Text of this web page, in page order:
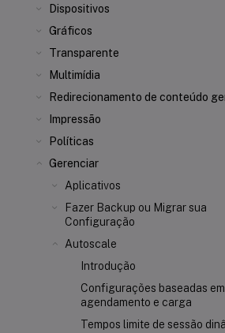
Dispositivos
Gráficos
Transparente
Multimídia
Redirecionamento de conteúdo
Impressão
Políticas
Gerenciar
Aplicativos
Fazer Backup ou Migrar sua
Configuração
Autoscale
Introdução
Configurações baseadas em
agendamento e carga
Tempos limite de sessão